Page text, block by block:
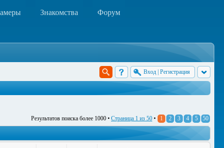
Знакомства Форум
Вход Регистрация
Результатов поиска более 1000 • Страница 1 из 50 • 1 2 3 4 5 50